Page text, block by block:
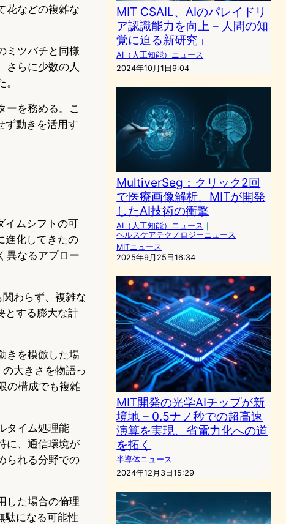
花などの複雑な
ミツバチと同様
さらに少数の人
ーを務める。こ
ず動きを活用す
イムシフトの可
進化してきたの
異なるアプロー
わらず、複雑な
とする膨大な計
きを模倣した場
大きさを物語っ
の構成でも複雑
タイム処理能
に、通信環境が
られる分野での
した場合の倫理
駄になる可能性
MIT CSAIL、AIのパレイドリ
ア認識能力を向上 – 人間の知
覚に迫る新研究」
AI（人工知能）ニュース
2024年10月1日9:04
MultiverSeg：クリック2回
で医療画像解析、MITが開発
したAI技術の衝撃
AI（人工知能）ニュース ｜
ヘルスケアテクノロジーニュース
MITニュース
2025年9月25日16:34
MIT開発の光学AIチップが新
境地 – 0.5ナノ秒での超高速
演算を実現、省電力化への道
を拓く
半導体ニュース
2024年12月3日15:29